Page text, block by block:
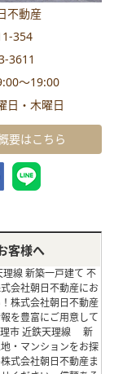
不動産
354
3611
～19:00
日・木曜日
要はこちら
客様へ
線 新築一戸建て 不
会社朝日不動産にお
株式会社朝日不動産
を豊富にご用意して
理市 近鉄天理線 新
・マンションをお探
式会社朝日不動産ま